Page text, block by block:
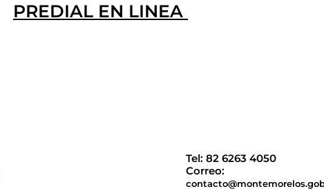
PREDIAL EN LINEA
Tel: 82 6263 4050
Correo: